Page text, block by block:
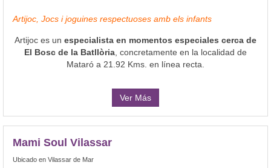
Artijoc, Jocs i joguines respectuoses amb els infants
Artijoc es un especialista en momentos especiales cerca de
El Bosc de la Batllòria , concretamente en la localidad de
Mataró a 21.92 Kms. en línea recta.
Ver Más
Mami Soul Vilassar
Ubicado en Vilassar de Mar